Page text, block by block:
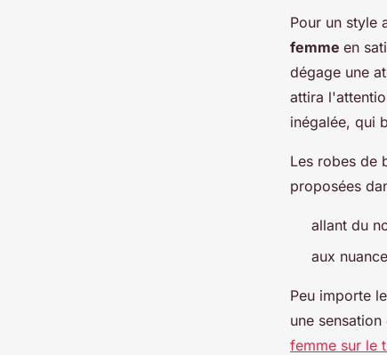
Pour un style
femme en
dégage une
attira
inégalée, qui
Les robes de
proposées
allant du
aux
Peu importe
une
femme sur le